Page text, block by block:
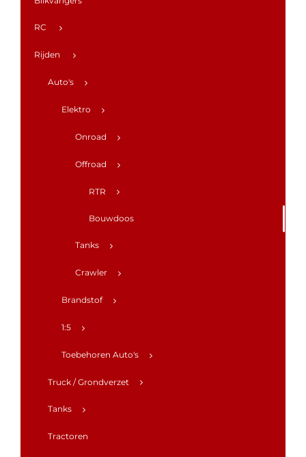
RC
Rijden
Auto's
Elektro
Onroad
Offroad
RTR
Bouwdoos
Tanks
Crawler
Brandstof
1:5
Toebehoren Auto's
Truck / Grondverzet
Tanks
Tractoren